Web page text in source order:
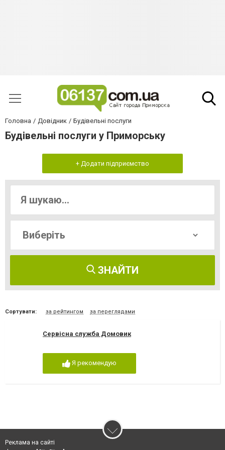
Головна Довідник Будівельні послуги
Будівельні послуги у Приморську
+ Додати підприємство
ЗНАЙТИ
Сортувати: за рейтингом за переглядами
Сервісна служба Домовик
Я рекомендую
Реклама на сайті